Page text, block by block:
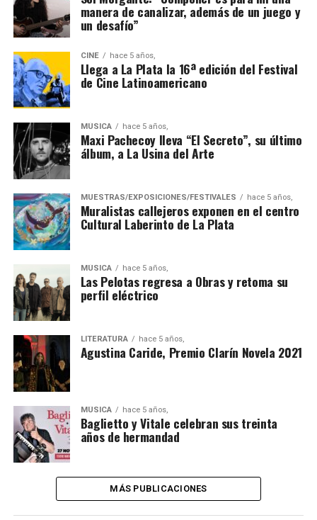
manera de canalizar, además de un juego y
un desafío”
CINE hace 5 años,
Llega a La Plata la 16ª edición del Festival
de Cine Latinoamericano
MÚSICA hace 5 años,
Maxi Pachecoy lleva “El Secreto”, su último
álbum, a La Usina del Arte
MUESTRAS/EXPOSICIONES/FESTIVALES hace 5 años,
Muralistas callejeros exponen en el centro
Cultural Laberinto de La Plata
MÚSICA hace 5 años,
Las Pelotas regresa a Obras y retoma su
perfil eléctrico
LITERATURA hace 5 años,
Agustina Caride, Premio Clarín Novela 2021
MÚSICA hace 5 años,
Baglietto y Vitale celebran sus treinta
años de hermandad
MÁS PUBLICACIONES